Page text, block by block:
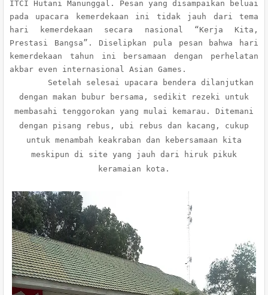
ITCI Hutani Manunggal. Pesan yang disampaikan beluai
pada upacara kemerdekaan ini tidak jauh dari tema
hari kemerdekaan secara nasional “Kerja Kita,
Prestasi Bangsa”. Diselipkan pula pesan bahwa hari
kemerdekaan tahun ini bersamaan dengan perhelatan
akbar even internasional Asian Games.
Setelah selesai upacara bendera dilanjutkan
dengan makan bubur bersama, sedikit rezeki untuk
membasahi tenggorokan yang mulai kemarau. Ditemani
dengan pisang rebus, ubi rebus dan kacang, cukup
untuk menambah keakraban dan kebersamaan kita
meskipun di site yang jauh dari hiruk pikuk
keramaian kota.